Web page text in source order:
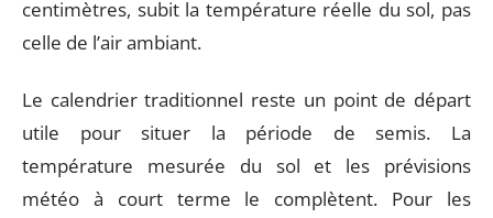
centimètres, subit la température réelle du sol, pas
celle de l’air ambiant.
Le calendrier traditionnel reste un point de départ
utile pour situer la période de semis. La
température mesurée du sol et les prévisions
météo à court terme le complètent. Pour les